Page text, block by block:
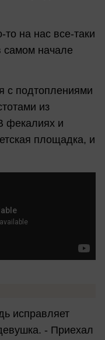
на нас все-таки
самом начале
с подтоплениями
из
фекалиях и
площадка, и
исправляет
- Приехал